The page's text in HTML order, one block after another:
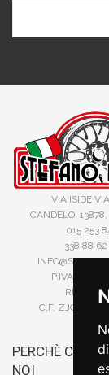
VIA ISIDE
CANDELO,
015 253
338 88 62
P.IVA
REA
C.F.
PERCHÈ
NOI